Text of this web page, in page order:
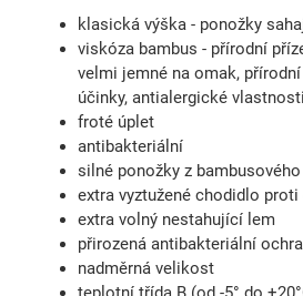
klasická výška - ponožky
viskóza bambus - přírodní
velmi jemné na omak,
účinky, antialergické vlastnosti
froté úplet
antibakteriální
silné ponožky z
extra vyztužené chodidlo
extra volný nestahující lem
přirozená antibakteriální
nadměrná velikost